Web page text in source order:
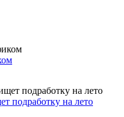
подработку на лето